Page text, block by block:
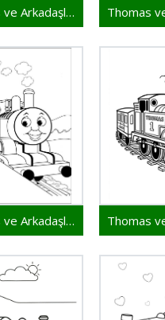
Thomas ve Arkadaşları 1
Thomas ve Arkadaşları 6 Yaş Çocuklar İçin